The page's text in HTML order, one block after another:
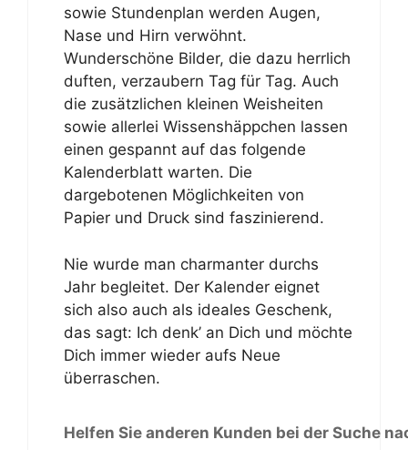
sowie Stundenplan werden Augen,
Nase und Hirn verwöhnt.
Wunderschöne Bilder, die dazu herrlich
duften, verzaubern Tag für Tag. Auch
die zusätzlichen kleinen Weisheiten
sowie allerlei Wissenshäppchen lassen
einen gespannt auf das folgende
Kalenderblatt warten. Die
dargebotenen Möglichkeiten von
Papier und Druck sind faszinierend.
Nie wurde man charmanter durchs
Jahr begleitet. Der Kalender eignet
sich also auch als ideales Geschenk,
das sagt: Ich denk’ an Dich und möchte
Dich immer wieder aufs Neue
überraschen.
Helfen Sie anderen Kunden bei der Suche